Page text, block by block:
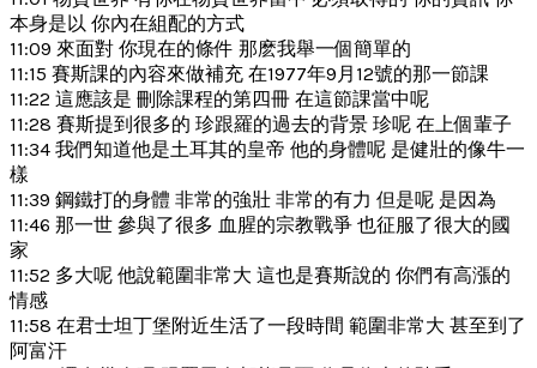
本身是以 你內在組配的方式
11:09 來面對 你現在的條件 那麽我舉一個簡單的
11:15 賽斯課的內容來做補充 在1977年9月12號的那一節課
11:22 這應該是 刪除課程的第四冊 在這節課當中呢
11:28 賽斯提到很多的 珍跟羅的過去的背景 珍呢 在上個輩子
11:34 我們知道他是土耳其的皇帝 他的身體呢 是健壯的像牛一
樣
11:39 鋼鐵打的身體 非常的強壯 非常的有力 但是呢 是因為
11:46 那一世 參與了很多 血腥的宗教戰爭 也征服了很大的國
家
11:52 多大呢 他說範圍非常大 這也是賽斯說的 你們有高漲的
情感
11:58 在君士坦丁堡附近生活了一段時間 範圍非常大 甚至到了
阿富汗